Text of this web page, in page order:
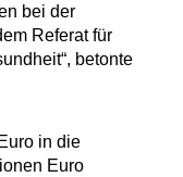
bei der
Referat für
betonte
in die
Euro